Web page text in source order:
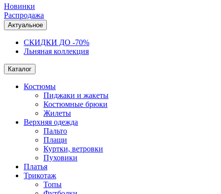
Новинки
Распродажа
Актуальное
СКИДКИ ДО -70%
Льняная коллекция
Каталог
Костюмы
Пиджаки и жакеты
Костюмные брюки
Жилеты
Верхняя одежда
Пальто
Плащи
Куртки, ветровки
Пуховики
Платья
Трикотаж
Топы